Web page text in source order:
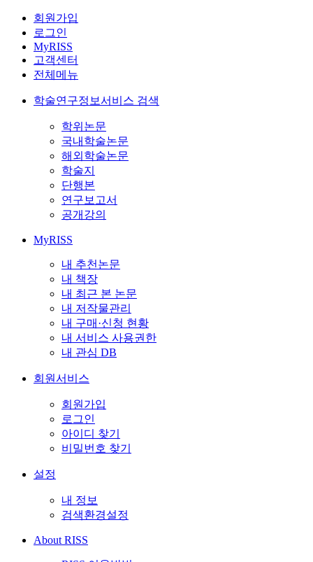
회원가입
로그인
MyRISS
고객센터
전체메뉴
학술연구정보서비스 검색
학위논문
국내학술논문
해외학술논문
학술지
단행본
연구보고서
공개강의
MyRISS
내 추천논문
내 책장
내 최근 본 논문
내 저작물관리
내 구매·신청 현황
내 서비스 사용권한
내 관심 DB
회원서비스
회원가입
로그인
아이디 찾기
비밀번호 찾기
설정
내 정보
검색환경설정
About RISS